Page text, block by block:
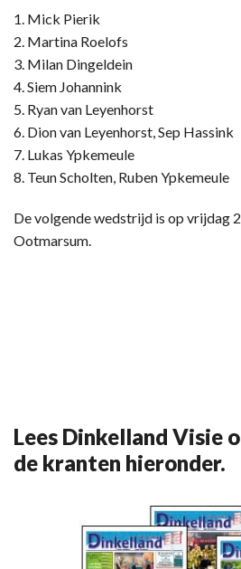
1. Mick Pierik
2. Martina Roelofs
3. Milan Dingeldein
4. Siem Johannink
5. Ryan van Leyenhorst
6. Dion van Leyenhorst, Sep Hassink
7. Lukas Ypkemeule
8. Teun Scholten, Ruben Ypkemeule
De volgende wedstrijd is op vrijdag
Ootmarsum.
Lees Dinkelland Visie
de kranten hieronder.